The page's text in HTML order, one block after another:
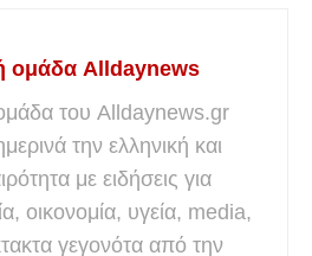
ομάδα Alldaynews
του Alldaynews.gr
την ελληνική και
με ειδήσεις για
οικονομία, υγεία, media,
γεγονότα από την